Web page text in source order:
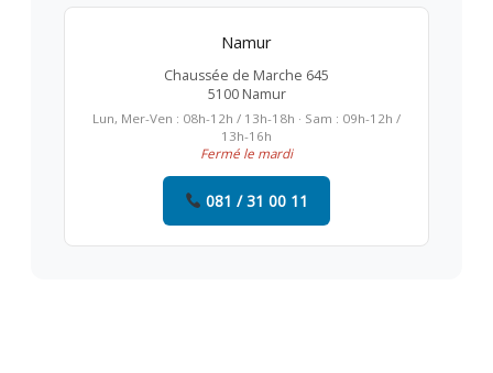
Namur
Chaussée de Marche 645
5100 Namur
Lun, Mer-Ven : 08h-12h / 13h-18h · Sam : 09h-12h /
13h-16h
Fermé le mardi
081 / 31 00 11